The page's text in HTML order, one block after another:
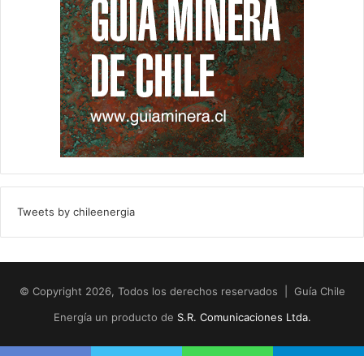
Tweets by chileenergia
© Copyright 2026, Todos los derechos reservados | Guía Chile
Energía un producto de S.R. Comunicaciones Ltda.